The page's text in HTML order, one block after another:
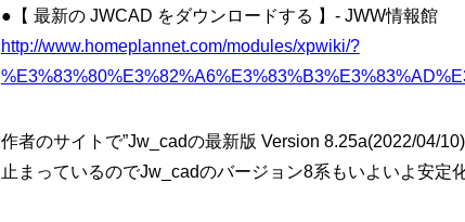
●【 最新の JWCAD をダウンロードする 】- JWW情報館
http://www.homeplannet.com/modules/xpwiki/?
作者のサイトで”Jw_cadの最新版 Version 8.25a(2022/04/
止まっているのでJw_cadのバージョン8系もいよいよ安定